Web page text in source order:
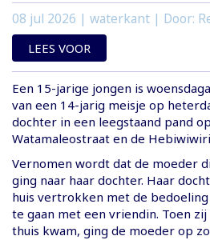
08 jul 2026 | waterkant | Door:
LEES VOOR
Een 15-jarige jongen is
van een 14-jarig meisje op
dochter in een leegstaand pand
Watamaleostraat en de
Vernomen wordt dat de moeder
ging naar haar dochter. Haar
huis vertrokken met de
te gaan met een vriendin. Toen
thuis kwam, ging de moeder op